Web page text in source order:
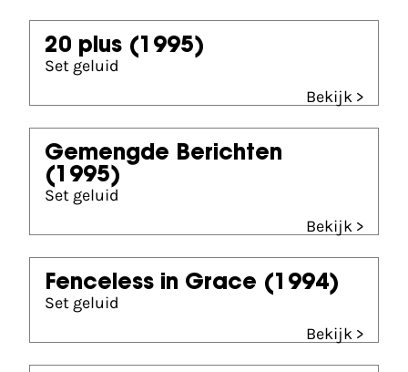
20 plus (1995)
Set geluid
Bekijk >
Gemengde Berichten
(1995)
Set geluid
Bekijk >
Fenceless in Grace (1994)
Set geluid
Bekijk >